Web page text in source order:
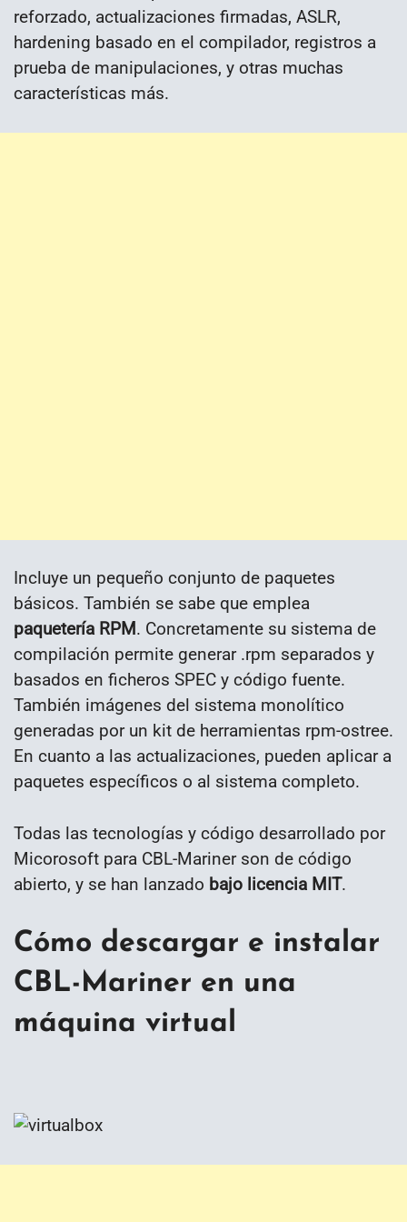
reforzado, actualizaciones firmadas, ASLR,
hardening basado en el compilador, registros a
prueba de manipulaciones, y otras muchas
características más.
Incluye un pequeño conjunto de paquetes
básicos. También se sabe que emplea
paquetería RPM. Concretamente su sistema de
compilación permite generar .rpm separados y
basados en ficheros SPEC y código fuente.
También imágenes del sistema monolítico
generadas por un kit de herramientas rpm-ostree.
En cuanto a las actualizaciones, pueden aplicar a
paquetes específicos o al sistema completo.
Todas las tecnologías y código desarrollado por
Micorosoft para CBL-Mariner son de código
abierto, y se han lanzado bajo licencia MIT.
Cómo descargar e instalar
CBL-Mariner en una
máquina virtual